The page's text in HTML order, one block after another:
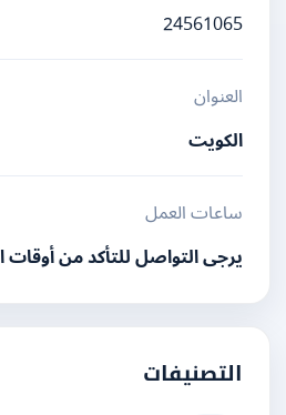
24561065
العنوان
الكويت
ساعات العمل
يرجى التواصل للتأكد من أوقات العمل
التصنيفات